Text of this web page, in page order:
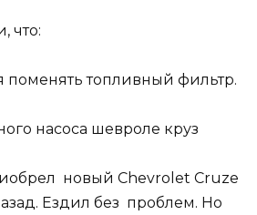
что:
поменять топливный фильтр.
новый Chevrolet Cruze
Ездил без проблем. Но